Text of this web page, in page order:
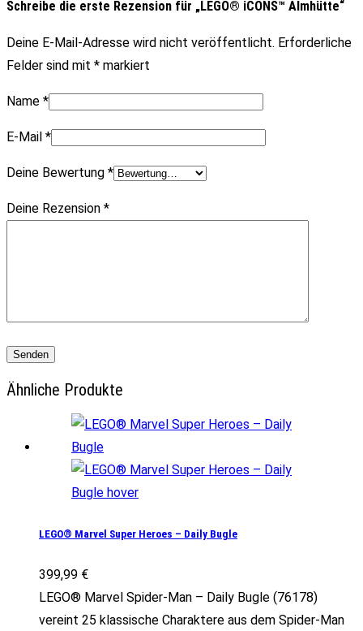
Schreibe die erste Rezension für „LEGO® iCONS™ Almhütte“
Deine E-Mail-Adresse wird nicht veröffentlicht. Erforderliche
Felder sind mit * markiert
Name *
E-Mail *
Deine Bewertung *
Deine Rezension *
Ähnliche Produkte
LEGO® Marvel Super Heroes – Daily Bugle
399,99 €
LEGO® Marvel Spider-Man – Daily Bugle (76178)
vereint 25 klassische Charaktere aus dem Spider-Man